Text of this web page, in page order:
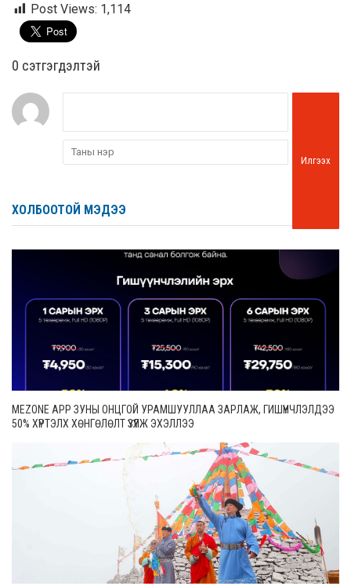
Post Views: 1,114
0 cэтгэгдэлтэй
Илгээх
ХОЛБООТОЙ МЭДЭЭ
MEZONE APP ЗУНЫ ОНЦГОЙ УРАМШУУЛЛАА ЗАРЛАЖ, ГИШҮҮНЧЛЭЛДЭЭ
50% ХҮРТЭЛХ ХӨНГӨЛӨЛТ ҮЗҮҮЛЖ ЭХЭЛЛЭЭ